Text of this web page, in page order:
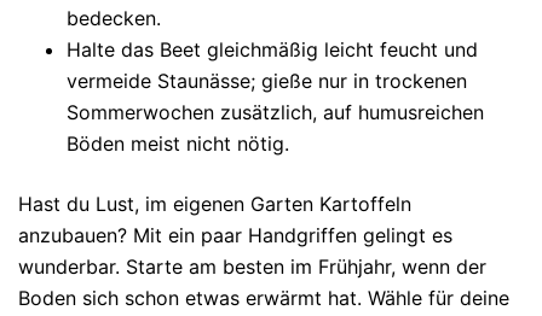
bedecken.
Halte das Beet gleichmäßig leicht feucht und
vermeide Staunässe; gieße nur in trockenen
Sommerwochen zusätzlich, auf humusreichen
Böden meist nicht nötig.
Hast du Lust, im eigenen Garten Kartoffeln
anzubauen? Mit ein paar Handgriffen gelingt es
wunderbar. Starte am besten im Frühjahr, wenn der
Boden sich schon etwas erwärmt hat. Wähle für deine